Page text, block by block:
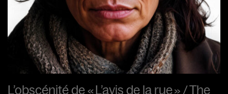
L’obscénité de « L’avis de la rue » / The